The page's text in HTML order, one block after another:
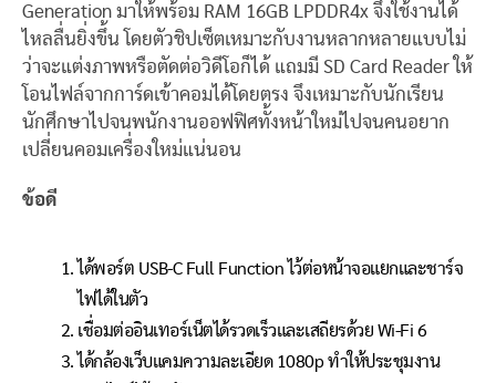
Generation มาให้พร้อม RAM 16GB LPDDR4x จึงใช้งานได้
ไหลลื่นยิ่งขึ้น โดยตัวชิปเซ็ตเหมาะกับงานหลากหลายแบบไม่
ว่าจะแต่งภาพหรือตัดต่อวิดีโอก็ได้ แถมมี SD Card Reader ให้
โอนไฟล์จากการ์ดเข้าคอมได้โดยตรง จึงเหมาะกับนักเรียน
นักศึกษาไปจนพนักงานออฟฟิศทั้งหน้าใหม่ไปจนคนอยาก
เปลี่ยนคอมเครื่องใหม่แน่นอน
ข้อดี
ได้พอร์ต USB-C Full Function ไว้ต่อหน้าจอแยกและชาร์จ
ไฟได้ในตัว
เชื่อมต่ออินเทอร์เน็ตได้รวดเร็วและเสถียรด้วย Wi-Fi 6
ได้กล้องเว็บแคมความละเอียด 1080p ทำให้ประชุมงาน